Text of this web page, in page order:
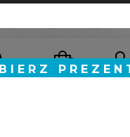
Szablon Shoper
GrowCommerce